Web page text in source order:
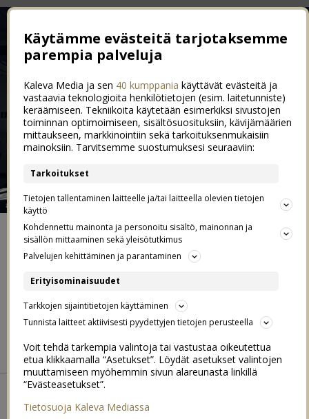
ETUSIVU
BIKINIBODY BOOTCAMP
BEACH BODY 2015 SUMMER FIT 2016
MITÄ TAPAHTUI KUN PÄÄTIN SYÖDÄ IHAN MITÄ TAHDON
ILMAN RAJOITTEITA?
KAUANKO KESTÄÄ PALAUTUA TREENISTÄ?
Käytämme evästeitä tarjotaksemme
parempia palveluja
Kaleva Media ja sen 40 kumppania käyttävät evästeitä ja
vastaavia teknologioita henkilötietojen (esim. laitetunniste)
keräämiseen. Tekniikoita käytetään esimerkiksi sivustojen
toiminnan optimoimiseen, sisältösuosituksiin, kävijämäärien
mittaukseen, markkinointiin sekä tarkoituksenmukaisiin
mainoksiin. Tarvitsemme suostumuksesi seuraaviin:
Tarkoitukset
Tietojen tallentaminen laitteelle ja/tai laitteella olevien tietojen
käyttö
Kohdennettu mainonta ja personoitu sisältö, mainonnan ja
sisällön mittaaminen sekä yleisötutkimus
Palvelujen kehittäminen ja parantaminen
Erityisominaisuudet
Tarkkojen sijaintitietojen käyttäminen
Tunnista laitteet aktiivisesti pyydettyjen tietojen perusteella
Voit tehdä tarkempia valintoja tai vastustaa oikeutettua
etua klikkaamalla “Asetukset”. Löydät asetukset valintojen
muuttamiseen myöhemmin sivun alareunasta linkillä
“Evästeasetukset”.
Tietosuoja Kaleva Mediassa